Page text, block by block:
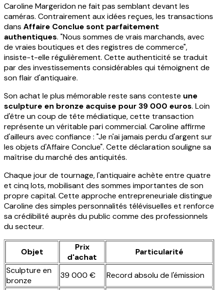
Caroline Margeridon ne fait pas semblant devant les
caméras. Contrairement aux idées reçues, les transactions
dans Affaire Conclue sont parfaitement
authentiques. "Nous sommes de vrais marchands, avec
de vraies boutiques et des registres de commerce",
insiste-t-elle régulièrement. Cette authenticité se traduit
par des investissements considérables qui témoignent de
son flair d'antiquaire.
Son achat le plus mémorable reste sans conteste une
sculpture en bronze acquise pour 39 000 euros. Loin
d'être un coup de tête médiatique, cette transaction
représente un véritable pari commercial. Caroline affirme
d'ailleurs avec confiance : "Je n'ai jamais perdu d'argent sur
les objets d'Affaire Conclue". Cette déclaration souligne sa
maîtrise du marché des antiquités.
Chaque jour de tournage, l'antiquaire achète entre quatre
et cinq lots, mobilisant des sommes importantes de son
propre capital. Cette approche entrepreneuriale distingue
Caroline des simples personnalités télévisuelles et renforce
sa crédibilité auprès du public comme des professionnels
du secteur.
Objet
Prix
d'achat
Particularité
Sculpture en
bronze
39 000 €
Record absolu de l'émission